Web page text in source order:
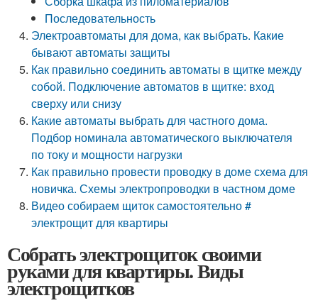
Последовательность
Электроавтоматы для дома, как выбрать. Какие
бывают автоматы защиты
Как правильно соединить автоматы в щитке между
собой. Подключение автоматов в щитке: вход
сверху или снизу
Какие автоматы выбрать для частного дома.
Подбор номинала автоматического выключателя
по току и мощности нагрузки
Как правильно провести проводку в доме схема для
новичка. Схемы электропроводки в частном доме
Видео собираем щиток самостоятельно #
электрощит для квартиры
Собрать электрощиток своими
руками для квартиры. Виды
электрощитков